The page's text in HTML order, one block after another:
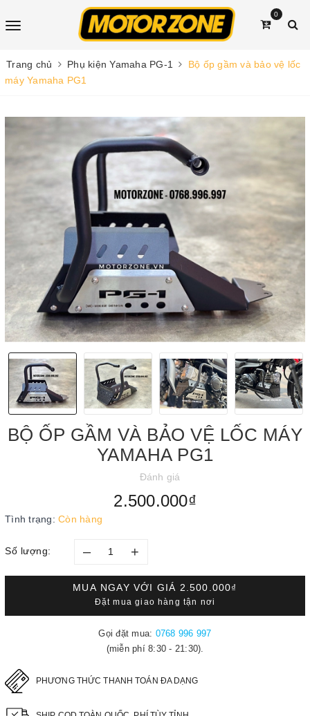
0
Trang chủ Phụ kiện Yamaha PG-1
Bộ ốp gầm và bảo vệ lốc
máy Yamaha PG1
BỘ ỐP GẦM VÀ BẢO VỆ LỐC MÁY
YAMAHA PG1
Đánh giá
2.500.000₫
Tình trạng: Còn hàng
Số lượng: – +
MUA NGAY VỚI GIÁ 2.500.000₫
Đặt mua giao hàng tận nơi
Gọi đặt mua: 0768 996 997
(miễn phí 8:30 - 21:30).
PHƯƠNG THỨC THANH TOÁN ĐA DẠNG